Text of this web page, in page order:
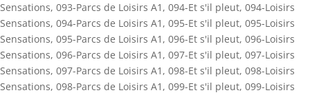
Sensations, 093-Parcs de Loisirs A1 , 094-Et s'il pleut, 094-Loisirs
Sensations, 094-Parcs de Loisirs A1 , 095-Et s'il pleut, 095-Loisirs
Sensations, 095-Parcs de Loisirs A1 , 096-Et s'il pleut, 096-Loisirs
Sensations, 096-Parcs de Loisirs A1 , 097-Et s'il pleut, 097-Loisirs
Sensations, 097-Parcs de Loisirs A1 , 098-Et s'il pleut, 098-Loisirs
Sensations, 098-Parcs de Loisirs A1 , 099-Et s'il pleut, 099-Loisirs